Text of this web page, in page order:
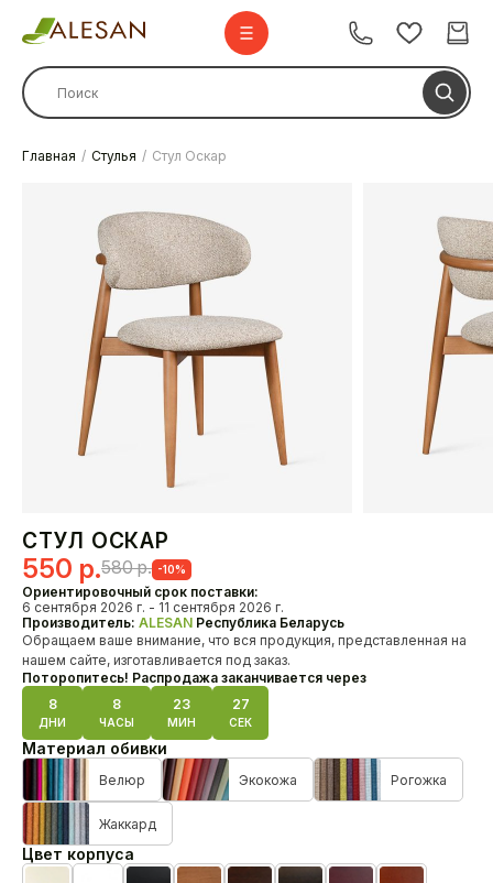
Стулья барные
Столы
Комплекты
Диваны
О нас
HoReCa
Доставка и оплата
Наши проекты
Дизайнерам
Дилерам
Как связаться с нами?
+375 29 347-09-09
alesanby@mail.ru
Отдел продаж с 10:00 до 20:00
Главная Стулья Стул Оскар
СТУЛ ОСКАР
580р.Первоначальная
цена
составляла
580 р..
550 р.
Текущая
цена:
550 р..
-10%
Ориентировочный срок поставки:
6 сентября 2026 г. - 11 сентября 2026 г.
Производитель: ALESAN Республика Беларусь
Обращаем ваше внимание, что вся продукция, представленная на
нашем сайте, изготавливается под заказ.
Поторопитесь! Распродажа заканчивается через
8
ДНИ
8
ЧАСЫ
23
МИН
27
СЕК
Материал обивки
Велюр Экокожа Рогожка
Жаккард
Цвет корпуса